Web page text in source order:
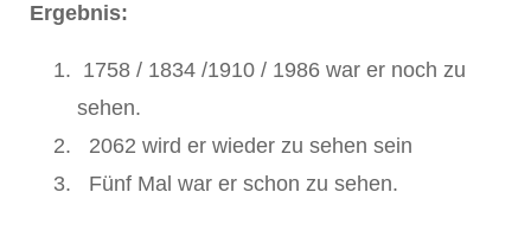
Ergebnis:
1758 / 1834 /1910 / 1986 war er noch zu
sehen.
2062 wird er wieder zu sehen sein
Fünf Mal war er schon zu sehen.